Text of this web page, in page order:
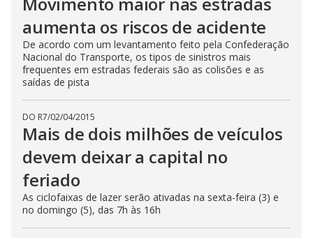
aumenta os riscos de acidente
De acordo com um levantamento feito pela Confederação
Nacional do Transporte, os tipos de sinistros mais
frequentes em estradas federais são as colisões e as
saídas de pista
DO R7/02/04/2015
Mais de dois milhões de veículos
devem deixar a capital no
feriado
As ciclofaixas de lazer serão ativadas na sexta-feira (3) e
no domingo (5), das 7h às 16h